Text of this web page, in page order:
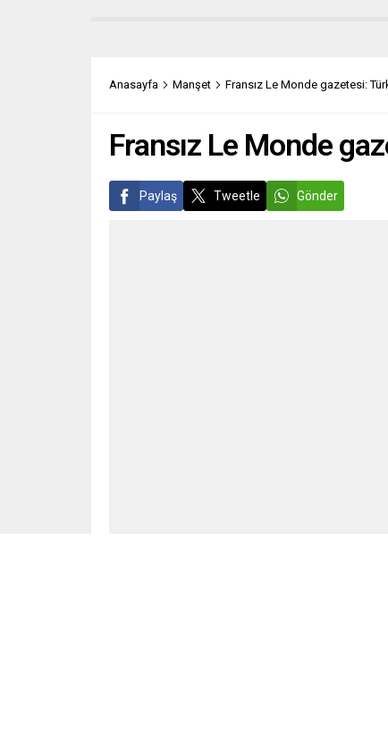
Hissediliyor...
Anasayfa Manşet Fransız Le Monde gazetesi:
Fransız Le Monde
Paylaş Tweetle Gönder